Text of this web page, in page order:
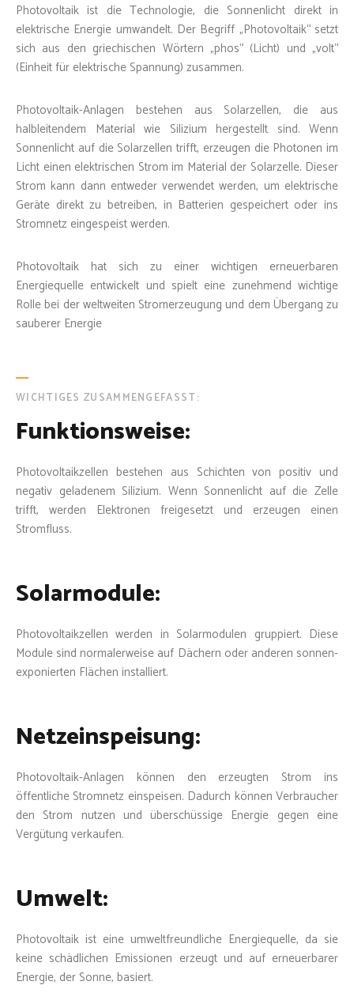
Photovoltaik ist die Technologie, die Sonnenlicht direkt in
elektrische Energie umwandelt. Der Begriff „Photovoltaik“ setzt
sich aus den griechischen Wörtern „phos“ (Licht) und „volt“
(Einheit für elektrische Spannung) zusammen.
Photovoltaik-Anlagen bestehen aus Solarzellen, die aus
halbleitendem Material wie Silizium hergestellt sind. Wenn
Sonnenlicht auf die Solarzellen trifft, erzeugen die Photonen im
Licht einen elektrischen Strom im Material der Solarzelle. Dieser
Strom kann dann entweder verwendet werden, um elektrische
Geräte direkt zu betreiben, in Batterien gespeichert oder ins
Stromnetz eingespeist werden.
Photovoltaik hat sich zu einer wichtigen erneuerbaren
Energiequelle entwickelt und spielt eine zunehmend wichtige
Rolle bei der weltweiten Stromerzeugung und dem Übergang zu
sauberer Energie
WICHTIGES ZUSAMMENGEFASST:
Funktionsweise:
Photovoltaikzellen bestehen aus Schichten von positiv und
negativ geladenem Silizium. Wenn Sonnenlicht auf die Zelle
trifft, werden Elektronen freigesetzt und erzeugen einen
Stromfluss.
Solarmodule:
Photovoltaikzellen werden in Solarmodulen gruppiert. Diese
Module sind normalerweise auf Dächern oder anderen sonnen-
exponierten Flächen installiert.
Netzeinspeisung:
Photovoltaik-Anlagen können den erzeugten Strom ins
öffentliche Stromnetz einspeisen. Dadurch können Verbraucher
den Strom nutzen und überschüssige Energie gegen eine
Vergütung verkaufen.
Umwelt:
Photovoltaik ist eine umweltfreundliche Energiequelle, da sie
keine schädlichen Emissionen erzeugt und auf erneuerbarer
Energie, der Sonne, basiert.